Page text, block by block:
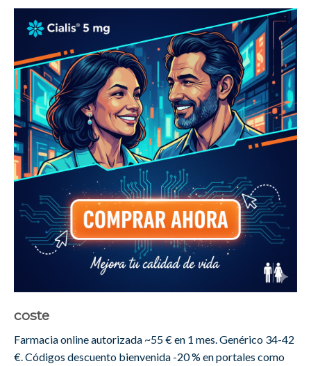
coste
Farmacia online autorizada ~55 € en 1 mes. Genérico 34-42
€. Códigos descuento bienvenida -20 % en portales como